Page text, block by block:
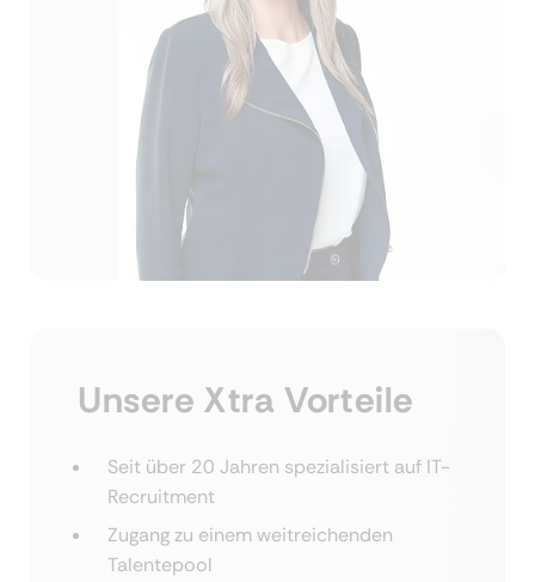
Unsere Xtra Vorteile
Seit über 20 Jahren spezialisiert auf IT-
Recruitment
Zugang zu einem weitreichenden
Talentepool